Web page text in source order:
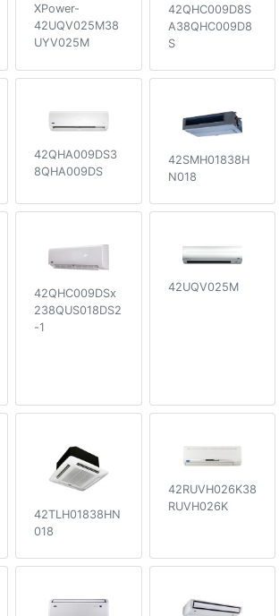
XPower-
42UQV025M38
UYV025M
42QHC009D8S
A38QHC009D8
S
42QHA009DS3
8QHA009DS
42SMH01838H
N018
42QHC009DSx
238QUS018DS2
-1
42UQV025M
42TLH01838HN
018
42RUVH026K38
RUVH026K